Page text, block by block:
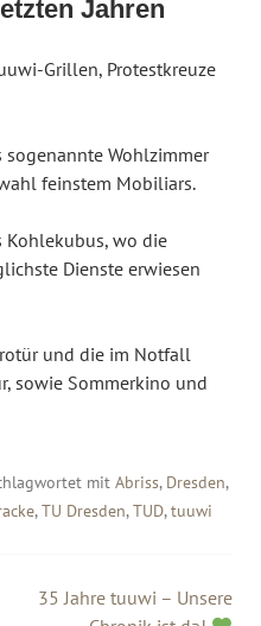
Jahren
Grillen, Protestkreuze
sogenannte Wohlzimmer
feinstem Mobiliars.
Kohlekubus, wo die
Dienste erwiesen
und die im Notfall
sowie Sommerkino und
mit Abriss, Dresden,
,TU Dresden,TUD,tuuwi
35 Jahre tuuwi – Unsere